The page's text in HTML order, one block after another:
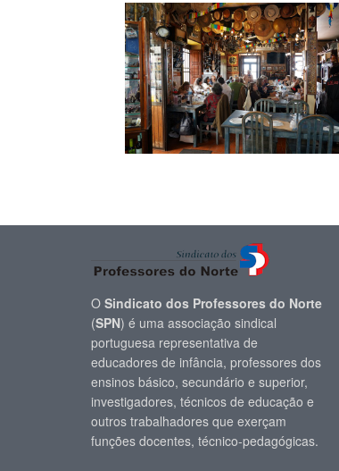
O Sindicato dos Professores do Norte
(SPN) é uma associação sindical
portuguesa representativa de
educadores de infância, professores dos
ensinos básico, secundário e superior,
investigadores, técnicos de educação e
outros trabalhadores que exerçam
funções docentes, técnico-pedagógicas.